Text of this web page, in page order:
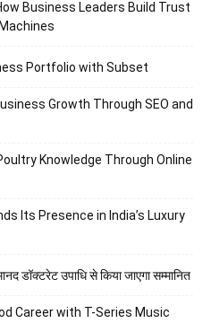
Business Leaders Build Trust
Portfolio with Subset
Growth Through SEO and
Knowledge Through Online
Its Presence in India’s Luxury
डॉक्टरेट उपाधि से किया जाएगा सम्मानित
Career with T-Series Music